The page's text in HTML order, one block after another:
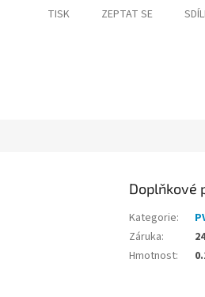
TISK ZEPTAT SE
Doplňkové
Kategorie:
Záruka:
Hmotnost: